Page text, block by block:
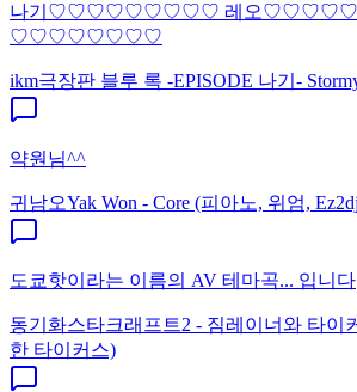
나기♡♡♡♡♡♡♡♡♡ 레오
♡♡♡♡♡♡♡♡
ikm극장판 블루 록 -EPISODE 나기-
약원님^^
귀남오Yak Won - Core (피아노, 위엄,
도쿄핫이라는 이름의 AV 테마곡... 입니다
동기화스타크래프트2 - 짐레이너와 타이
한 타이커스)